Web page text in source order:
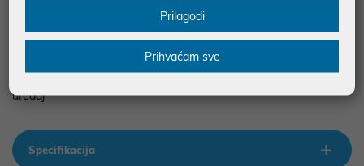
• Vrhunski trodimenzionalni zvuk zahvaljujući Dolby Atmos i DTS-
X tehnologijama
• Bluetooth 5.2 za pouzdanu bežičnu povezanost
• Praktično rješenje za pretvaranje bilo kojeg TV-a u pametni
uređaj
Specifikacija
Prilagodi
Prihvaćam sve